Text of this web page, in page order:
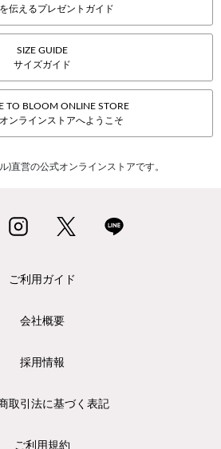
伝えるプレゼントガイド
SIZE GUIDE
サイズガイド
TO BLOOM ONLINE STORE
ンラインストアへようこそ
)直営の公式オンラインストアです。
ご利用ガイド
会社概要
採用情報
取引法に基づく表記
ご利用規約